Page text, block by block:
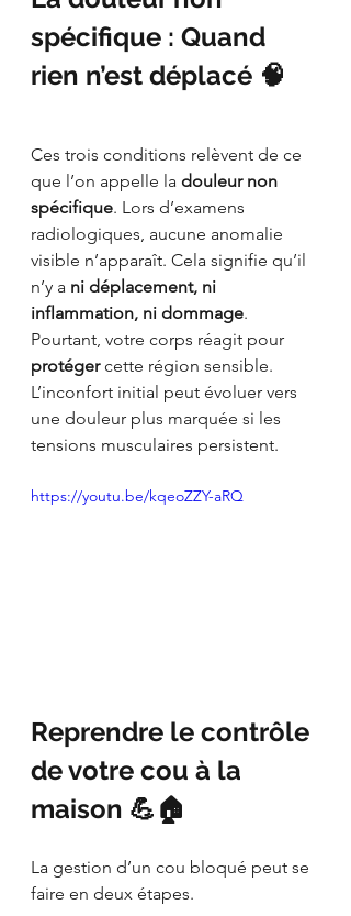
spécifique : Quand
rien n’est déplacé 🧠
Ces trois conditions relèvent de ce
que l’on appelle la douleur non
spécifique. Lors d’examens
radiologiques, aucune anomalie
visible n’apparaît. Cela signifie qu’il
n’y a ni déplacement, ni
inflammation, ni dommage.
Pourtant, votre corps réagit pour
protéger cette région sensible.
L’inconfort initial peut évoluer vers
une douleur plus marquée si les
tensions musculaires persistent.
https://youtu.be/kqeoZZY-aRQ
Reprendre le contrôle
de votre cou à la
maison 💪🏠
La gestion d’un cou bloqué peut se
faire en deux étapes.